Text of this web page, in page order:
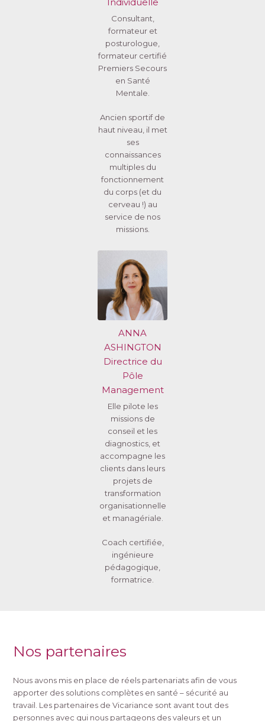
Consultant,
formateur et
posturologue,
formateur certifié
Premiers Secours
en Santé
Mentale.
Ancien sportif de
haut niveau, il met
ses
connaissances
multiples du
fonctionnement
du corps (et du
cerveau !) au
service de nos
missions.
ANNA
ASHINGTON
Directrice du
Pôle
Management
Elle pilote les
missions de
conseil et les
diagnostics, et
accompagne les
clients dans leurs
projets de
transformation
organisationnelle
et managériale.
Coach certifiée,
ingénieure
pédagogique,
formatrice.
Nos partenaires
Nous avons mis en place de réels partenariats afin de vous
apporter des solutions complètes en santé – sécurité au
travail. Les partenaires de Vicariance sont avant tout des
personnes avec qui nous partageons des valeurs et un